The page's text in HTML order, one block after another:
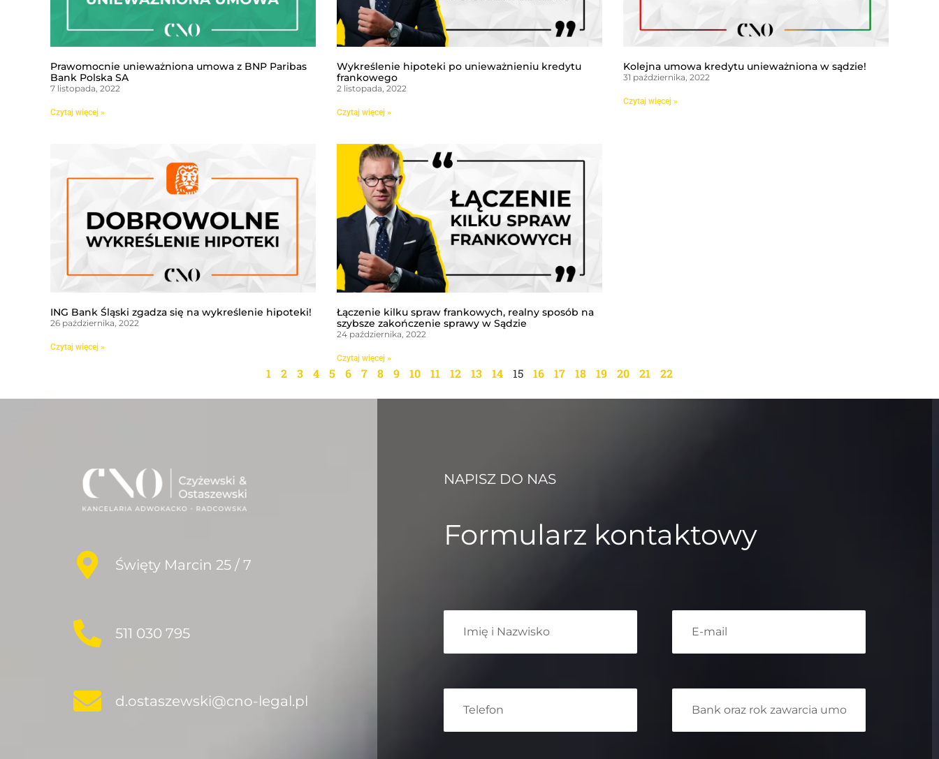
Prawomocnie unieważniona umowa z BNP Paribas
Bank Polska SA
7 listopada, 2022
Czytaj więcej »
Wykreślenie hipoteki po unieważnieniu kredytu
frankowego
2 listopada, 2022
Czytaj więcej »
Kolejna umowa kredytu unieważniona w sądzie!
31 października, 2022
Czytaj więcej »
ING Bank Śląski zgadza się na wykreślenie hipoteki!
26 października, 2022
Czytaj więcej »
Łączenie kilku spraw frankowych, realny sposób na
szybsze zakończenie sprawy w Sądzie
24 października, 2022
Czytaj więcej »
1 2 3 4 5 6 7 8 9 10 11 12 13 14 15 16 17 18 19 20 21 22
Święty Marcin 25 / 7
511 030 795
d.ostaszewski@cno-legal.pl
NAPISZ DO NAS
Formularz kontaktowy